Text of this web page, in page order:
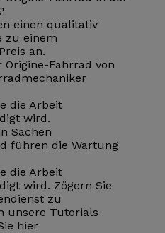
einen qualitativ
zu einem
an.
Origine-Fahrrad von
die Arbeit
wird.
Sachen
führen die Wartung
die Arbeit
wird. Zögern Sie
zu
unsere Tutorials
hier